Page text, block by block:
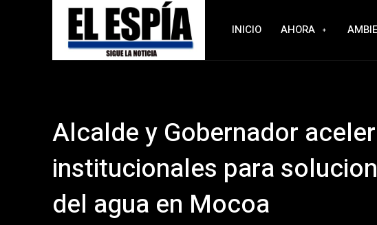
INICIO AHORA
Alcalde y Gobernador
institucionales para
del agua en Mocoa